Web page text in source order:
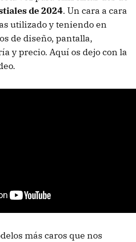
de 2024. Un cara a cara
utilizado y teniendo en
de diseño, pantalla,
y precio. Aquí os dejo con la
más caros que nos